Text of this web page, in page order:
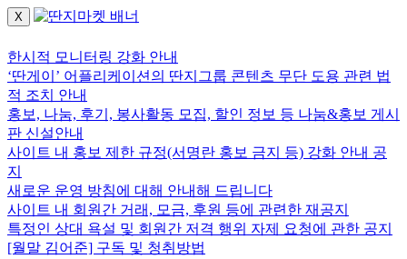
X
한시적 모니터링 강화 안내
‘딴게이’ 어플리케이션의 딴지그룹 콘텐츠 무단 도용 관련 법
적 조치 안내
홍보, 나눔, 후기, 봉사활동 모집, 할인 정보 등 나눔&홍보 게시
판 신설안내
사이트 내 홍보 제한 규정(서명란 홍보 금지 등) 강화 안내 공
지
새로운 운영 방침에 대해 안내해 드립니다
사이트 내 회원간 거래, 모금, 후원 등에 관련한 재공지
특정인 상대 욕설 및 회원간 저격 행위 자제 요청에 관한 공지
[월말 김어준] 구독 및 청취방법